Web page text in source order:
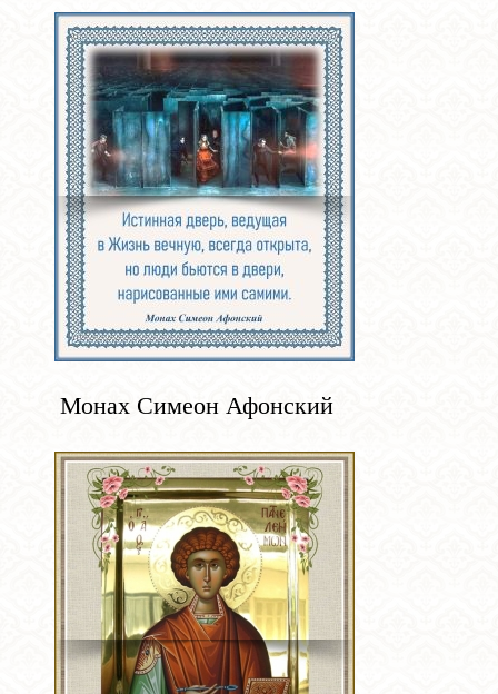
Монах Симеон Афонский